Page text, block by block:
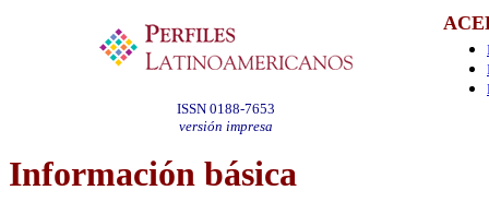
ISSN 0188-7653
versión impresa
Información básica